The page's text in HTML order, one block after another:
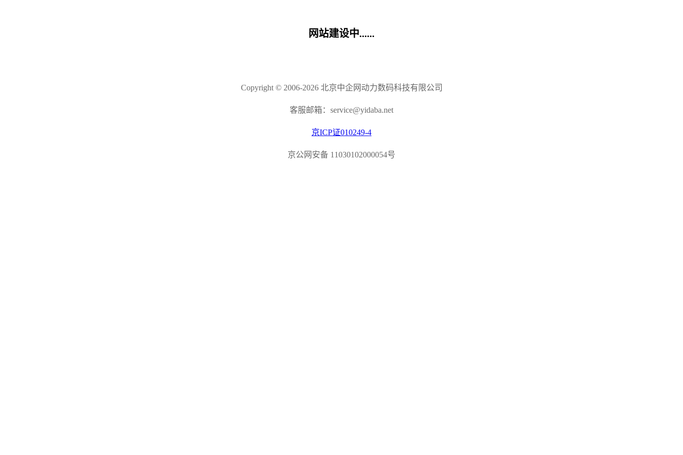
网站建设中......
Copyright © 2006-2026 北京中企网动力数码科技有限公司
客服邮箱：service@yidaba.net
京ICP证010249-4
京公网安备 11030102000054号